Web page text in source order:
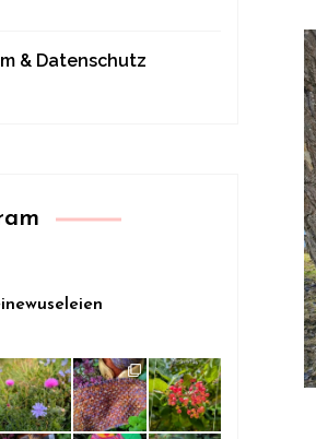
& Datenschutz